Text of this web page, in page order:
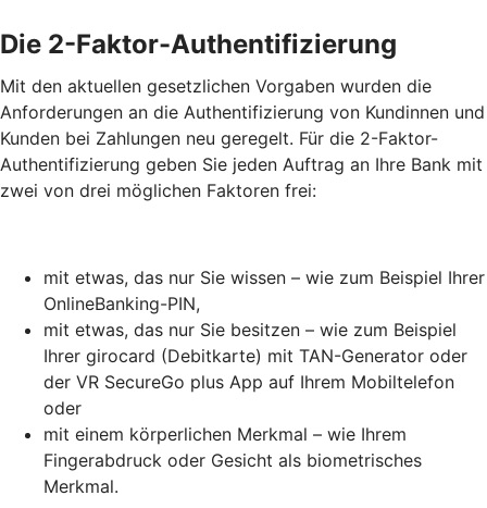
Die 2-Faktor-Authentifizierung
Mit den aktuellen gesetzlichen Vorgaben wurden die
Anforderungen an die Authentifizierung von Kundinnen und
Kunden bei Zahlungen neu geregelt. Für die 2-Faktor-
Authentifizierung geben Sie jeden Auftrag an Ihre Bank mit
zwei von drei möglichen Faktoren frei:
mit etwas, das nur Sie wissen – wie zum Beispiel Ihrer
OnlineBanking-PIN,
mit etwas, das nur Sie besitzen – wie zum Beispiel
Ihrer girocard (Debitkarte) mit TAN-Generator oder
der VR SecureGo plus App auf Ihrem Mobiltelefon
oder
mit einem körperlichen Merkmal – wie Ihrem
Fingerabdruck oder Gesicht als biometrisches
Merkmal.